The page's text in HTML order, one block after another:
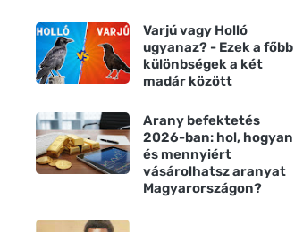
Varjú vagy Holló
ugyanaz? - Ezek a főbb
különbségek a két
madár között
Arany befektetés
2026-ban: hol, hogyan
és mennyiért
vásárolhatsz aranyat
Magyarországon?